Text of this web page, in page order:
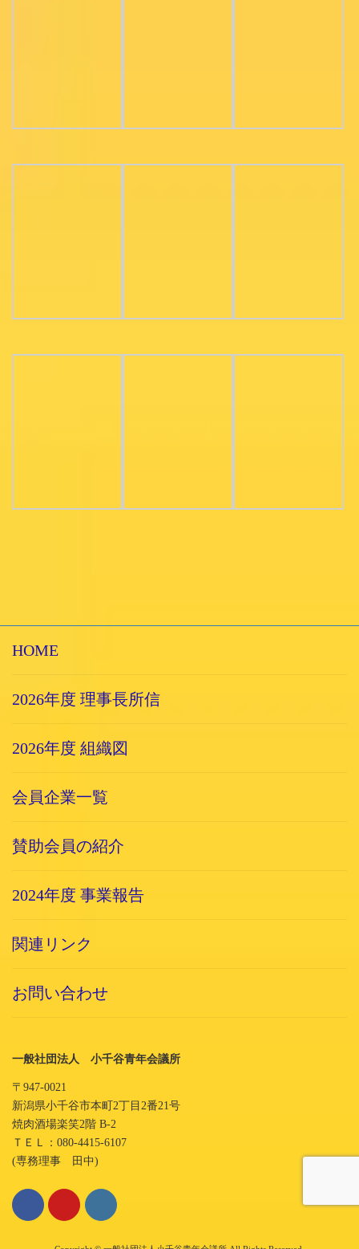
HOME
2026年度 理事長所信
2026年度 組織図
会員企業一覧
賛助会員の紹介
2024年度 事業報告
関連リンク
お問い合わせ
一般社団法人 小千谷青年会議所
〒947-0021
新潟県小千谷市本町2丁目2番21号
焼肉酒場楽笑2階 B-2
ＴＥＬ：080-4415-6107
(専務理事 田中)